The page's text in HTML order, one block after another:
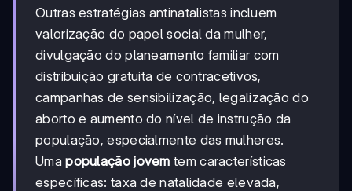
Outras estratégias antinatalistas incluem
valorização do papel social da mulher,
divulgação do planeamento familiar com
distribuição gratuita de contracetivos,
campanhas de sensibilização, legalização do
aborto e aumento do nível de instrução da
população, especialmente das mulheres.
Umapopulação jovem tem características
específicas: taxa de natalidade elevada,